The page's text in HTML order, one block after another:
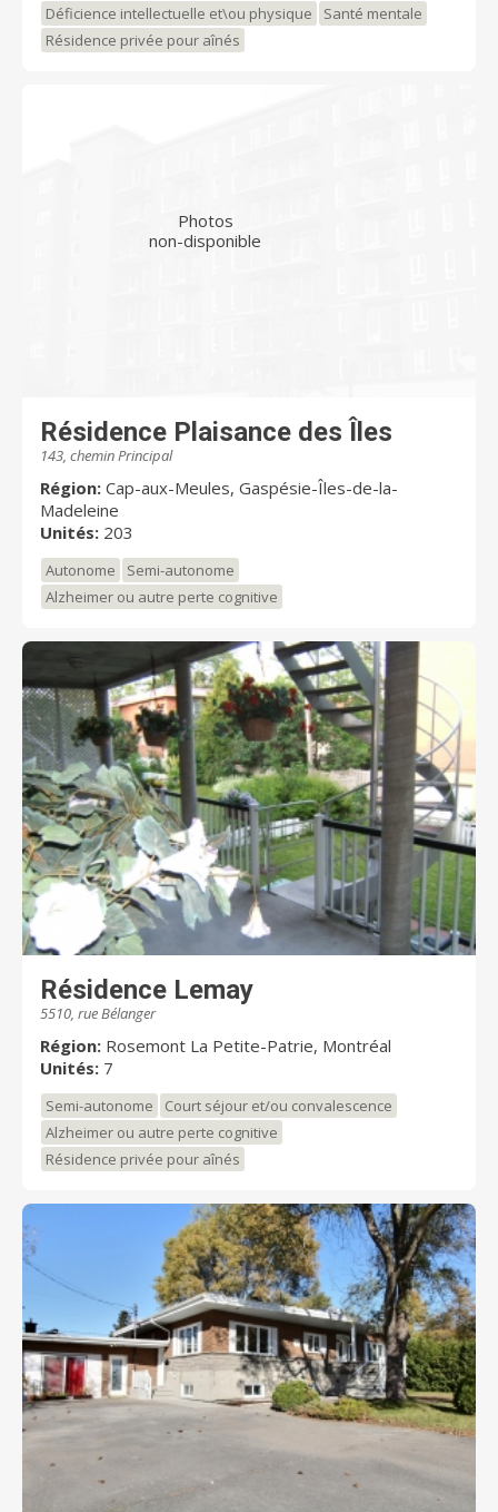
Déficience intellectuelle et\ou physique
Santé mentale
Résidence privée pour aînés
Photos
non-disponible
Résidence Plaisance des Îles
143, chemin Principal
Région: Cap-aux-Meules, Gaspésie-Îles-de-la-
Madeleine
Unités: 203
Autonome
Semi-autonome
Alzheimer ou autre perte cognitive
Résidence Lemay
5510, rue Bélanger
Région: Rosemont La Petite-Patrie, Montréal
Unités: 7
Semi-autonome
Court séjour et/ou convalescence
Alzheimer ou autre perte cognitive
Résidence privée pour aînés